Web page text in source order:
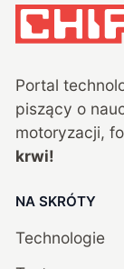
Portal
piszący o
motoryzacji,
krwi!
NA SKRÓTY
Technologie